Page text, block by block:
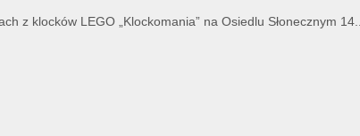
z klocków LEGO „Klockomania” na Osiedlu Słonecznym 14...